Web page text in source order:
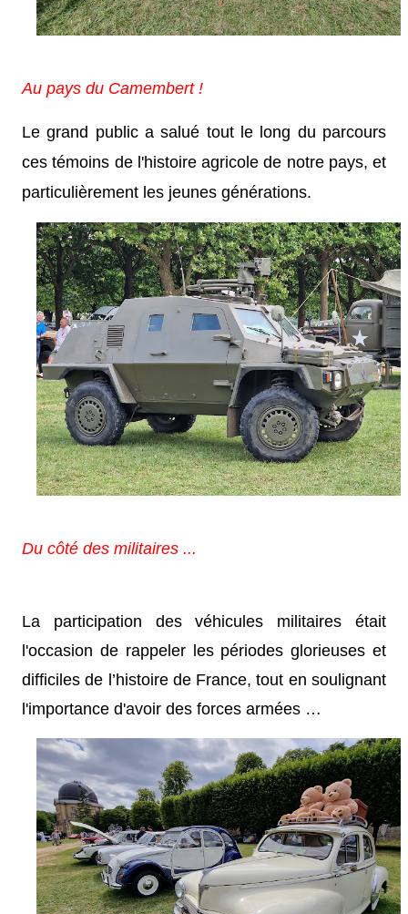
Au pays du Camembert !
Le grand public a salué tout le long du parcours
ces témoins de l'histoire agricole de notre pays, et
particulièrement les jeunes générations.
Du côté des militaires ...
La participation des véhicules militaires était
l'occasion de rappeler les périodes glorieuses et
difficiles de l’histoire de France, tout en soulignant
l'importance d'avoir des forces armées …